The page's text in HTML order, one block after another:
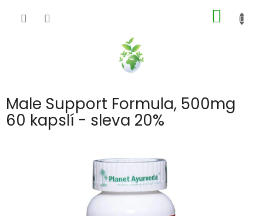
KOŠÍK
Male Support Formula, 500mg
60 kapslí - sleva 20%